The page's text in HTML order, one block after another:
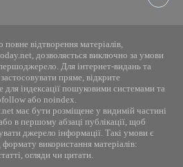
відтворення матеріалів,
дозволяється виключно за умови
Для інтернет-видань та
пряме, відкрите
для індексації пошуковими системами та
або noindex.
має бути розміщене у видимій частині
в першому абзаці публікації, щоб
джерело інформації. Такі умови є
використання матеріалів:
огляди чи цитати.